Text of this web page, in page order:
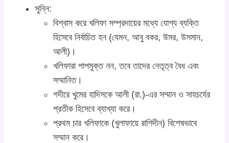
সুন্নি:
বিশ্বাস করে খলিফা সম্প্রদায়ের মধ্যে যোগ্য ব্যক্তি
হিসেবে নির্বাচিত হন (যেমন, আবু বকর, উমর, উসমান,
আলী)।
খলিফারা পাপমুক্ত নন, তবে তাদের নেতৃত্ব বৈধ এবং
সম্মানিত।
গদীরে খুমের হাদিসকে আলী (রা.)-এর সম্মান ও সাহচর্যের
প্রতীক হিসেবে ব্যাখ্যা করে।
প্রথম চার খলিফাকে (খুলাফায়ে রাশিদীন) বিশেষভাবে
সম্মান করে।